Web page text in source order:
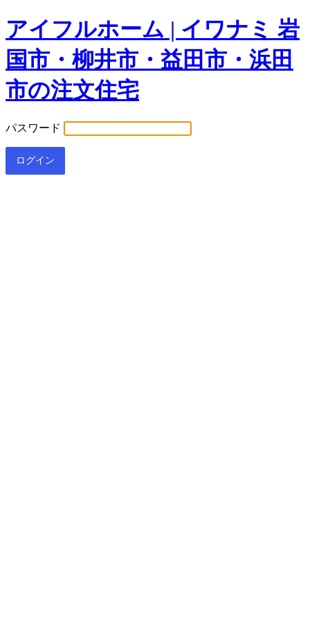
アイフルホーム | イワナミ 岩
国市・柳井市・益田市・浜田
市の注文住宅
パスワード